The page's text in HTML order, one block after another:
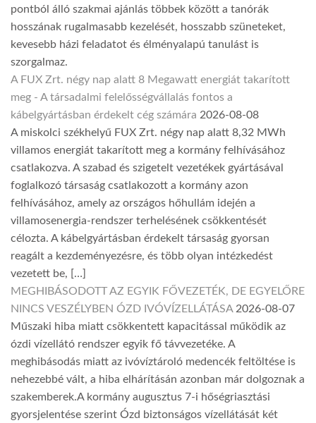
pontból álló szakmai ajánlás többek között a tanórák
hosszának rugalmasabb kezelését, hosszabb szüneteket,
kevesebb házi feladatot és élményalapú tanulást is
szorgalmaz.
A FUX Zrt. négy nap alatt 8 Megawatt energiát takarított
meg - A társadalmi felelősségvállalás fontos a
kábelgyártásban érdekelt cég számára 2026-08-08
A miskolci székhelyű FUX Zrt. négy nap alatt 8,32 MWh
villamos energiát takarított meg a kormány felhívásához
csatlakozva. A szabad és szigetelt vezetékek gyártásával
foglalkozó társaság csatlakozott a kormány azon
felhívásához, amely az országos hőhullám idején a
villamosenergia-rendszer terhelésének csökkentését
célozta. A kábelgyártásban érdekelt társaság gyorsan
reagált a kezdeményezésre, és több olyan intézkedést
vezetett be, […]
MEGHIBÁSODOTT AZ EGYIK FŐVEZETÉK, DE EGYELŐRE
NINCS VESZÉLYBEN ÓZD IVÓVÍZELLÁTÁSA 2026-08-07
Műszaki hiba miatt csökkentett kapacitással működik az
ózdi vízellátó rendszer egyik fő távvezetéke. A
meghibásodás miatt az ivóvíztároló medencék feltöltése is
nehezebbé vált, a hiba elhárításán azonban már dolgoznak a
szakemberek.A kormány augusztus 7-i hőségriasztási
gyorsjelentése szerint Ózd biztonságos vízellátását két